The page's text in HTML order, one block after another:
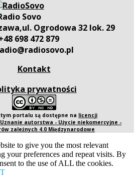
Sovo
Ogrodowa 32 lok. 29
698 472 879
Kontakt
prywatności
portalu są dostępne na licencji
autorstwa - Użycie niekomercyjne -
zależnych 4.0 Międzynarodowe
to give you the most relevant
your preferences and repeat visits. By
to the use of ALL the cookies.